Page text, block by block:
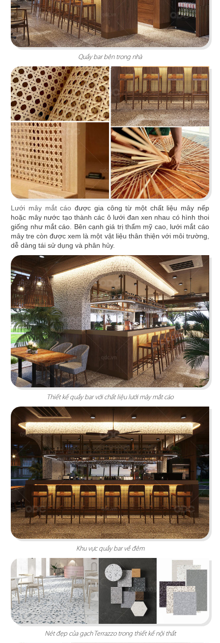
Chi tiết
KOI THÉ
QDC rất hân hạnh khi được đồng hành cùng chủ
đầu tư cho dự án tổng thầu thi công chi nhánh
KOI Thé đầu tiên tại Biên Hòa, Đồng Nai.
Chi tiết
CHEESE COFFEE
Thiết kế mang phong cách của một mùa hè xinh
đẹp và rực rỡ với các chi tiết tone màu vàng
sáng tươi tắn cùng các hình ảnh sống động
Chi tiết
THAI ICON
Thiết kế theo hình thức Foodcourt với một không
gian mang đậm dấu ấn xứ sở chùa Vàng
Chi tiết
Quầy bar bên trong nhà
Lưới mây mắt cáo được gia công từ một chất liệu mây nếp
hoặc mây nước tạo thành các ô lưới đan xen nhau có hình thoi
giống như mắt cáo. Bên cạnh giá trị thẩm mỹ cao, lưới mắt cáo
mây tre còn được xem là một vật liệu thân thiện với môi trường,
dễ dàng tái sử dụng và phân hủy.
Thiết kế quầy bar với chất liệu lưới mây mắt cáo
Khu vực quầy bar về đêm
Nét đẹp của gạch Terrazzo trong thiết kế nội thất